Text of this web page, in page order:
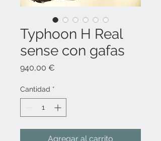
Typhoon H Real
sense con gafas
940,00 €
Cantidad *
Agregar al carrito